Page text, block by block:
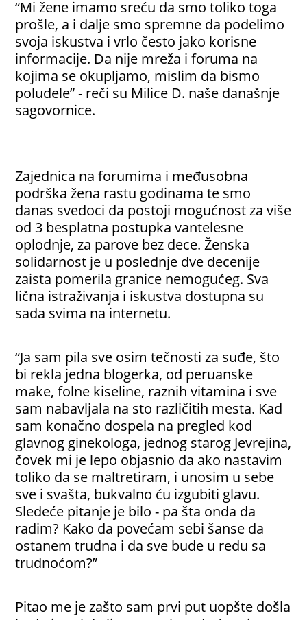
“Mi žene imamo sreću da smo toliko toga
prošle, a i dalje smo spremne da podelimo
svoja iskustva i vrlo često jako korisne
informacije. Da nije mreža i foruma na
kojima se okupljamo, mislim da bismo
poludele” - reči su Milice D. naše današnje
sagovornice.
Zajednica na forumima i međusobna
podrška žena rastu godinama te smo
danas svedoci da postoji mogućnost za više
od 3 besplatna postupka vantelesne
oplodnje, za parove bez dece. Ženska
solidarnost je u poslednje dve decenije
zaista pomerila granice nemogućeg. Sva
lična istraživanja i iskustva dostupna su
sada svima na internetu.
“Ja sam pila sve osim tečnosti za suđe, što
bi rekla jedna blogerka, od peruanske
make, folne kiseline, raznih vitamina i sve
sam nabavljala na sto različitih mesta. Kad
sam konačno dospela na pregled kod
glavnog ginekologa, jednog starog Jevrejina,
čovek mi je lepo objasnio da ako nastavim
toliko da se maltretiram, i unosim u sebe
sve i svašta, bukvalno ću izgubiti glavu.
Sledeće pitanje je bilo - pa šta onda da
radim? Kako da povećam sebi šanse da
ostanem trudna i da sve bude u redu sa
trudnoćom?”
Pitao me je zašto sam prvi put uopšte došla